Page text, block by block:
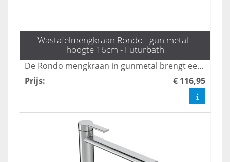
Wastafelmengkraan Rondo - gun metal -
hoogte 16cm - Futurbath
De Rondo mengkraan in gunmetal brengt een vleugje industriële chic naar uw badkamer en is 16 cm hoog. Deze kraan verenigt een stijlvolle uitstraling met praktische functionaliteit, waardoor hij een perfecte aanvulling is voor elke moderne badkamer. Upgrade uw ruimte met deze unieke, designgerichte oplossing.
Prijs: € 116,95